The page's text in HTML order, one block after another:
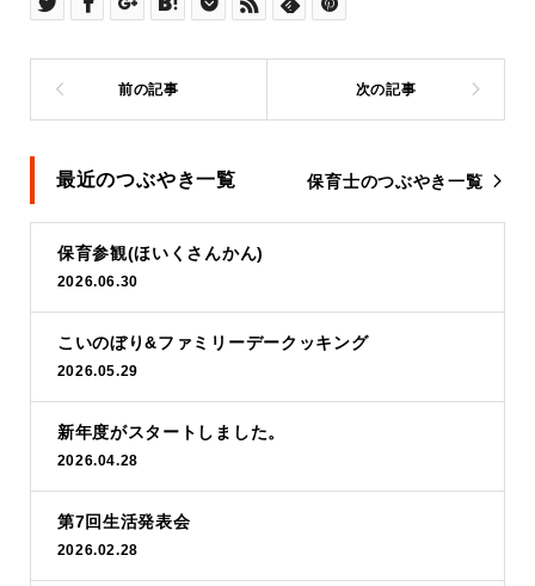
最近のつぶやき一覧 保育士のつぶやき一覧
保育参観(ほいくさんかん)
2026.06.30
こいのぼり&ファミリーデークッキング
2026.05.29
新年度がスタートしました。
2026.04.28
第7回生活発表会
2026.02.28